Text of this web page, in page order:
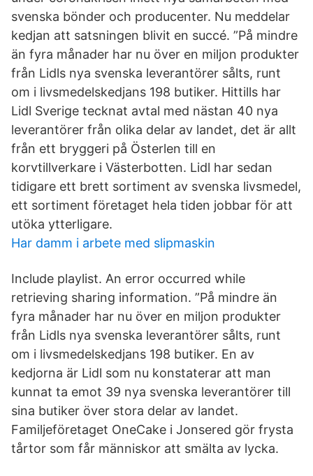
svenska bönder och producenter. Nu meddelar
kedjan att satsningen blivit en succé. ”På mindre
än fyra månader har nu över en miljon produkter
från Lidls nya svenska leverantörer sålts, runt
om i livsmedelskedjans 198 butiker. Hittills har
Lidl Sverige tecknat avtal med nästan 40 nya
leverantörer från olika delar av landet, det är allt
från ett bryggeri på Österlen till en
korvtillverkare i Västerbotten. Lidl har sedan
tidigare ett brett sortiment av svenska livsmedel,
ett sortiment företaget hela tiden jobbar för att
utöka ytterligare.
Har damm i arbete med slipmaskin
Include playlist. An error occurred while
retrieving sharing information. ”På mindre än
fyra månader har nu över en miljon produkter
från Lidls nya svenska leverantörer sålts, runt
om i livsmedelskedjans 198 butiker. En av
kedjorna är Lidl som nu konstaterar att man
kunnat ta emot 39 nya svenska leverantörer till
sina butiker över stora delar av landet.
Familjeföretaget OneCake i Jonsered gör frysta
tårtor som får människor att smälta av lycka.